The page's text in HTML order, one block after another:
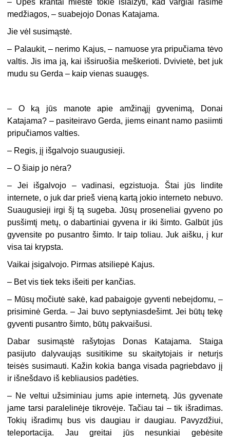
medžiagos, – suabejojo Donas Katajama.
Jie vėl susimąstė.
– Palaukit, – nerimo Kajus, – namuose yra pripučiama tėvo
valtis. Jis ima ją, kai išsiruošia meškerioti. Dvivietė, bet juk
mudu su Gerda – kaip vienas suaugęs.
– O ką jūs manote apie amžinąjį gyvenimą, Donai
Katajama? – pasiteiravo Gerda, jiems einant namo pasiimti
pripučiamos valties.
– Regis, jį išgalvojo suaugusieji.
– O šiaip jo nėra?
– Jei išgalvojo – vadinasi, egzistuoja. Štai jūs lindite
internete, o juk dar prieš vieną kartą jokio interneto nebuvo.
Suaugusieji irgi šį tą sugeba. Jūsų proseneliai gyveno po
pusšimtį metų, o dabartiniai gyvena ir iki šimto. Galbūt jūs
gyvensite po pusantro šimto. Ir taip toliau. Juk aišku, į kur
visa tai krypsta.
Vaikai įsigalvojo. Pirmas atsiliepė Kajus.
– Bet vis tiek teks išeiti per kančias.
– Mūsų močiutė sakė, kad pabaigoje gyventi nebeįdomu, –
prisiminė Gerda. – Jai buvo septyniasdešimt. Jei būtų tekę
gyventi pusantro šimto, būtų pakvaišusi.
Dabar susimąstė rašytojas Donas Katajama. Staiga
pasijuto dalyvaująs susitikime su skaitytojais ir neturįs
teisės susimauti. Kažin kokia banga visada pagriebdavo jį
ir išnešdavo iš kebliausios padėties.
– Ne veltui užsiminiau jums apie internetą. Jūs gyvenate
jame tarsi paralelinėje tikrovėje. Tačiau tai – tik išradimas.
Tokių išradimų bus vis daugiau ir daugiau. Pavyzdžiui,
teleportacija. Jau greitai jūs nesunkiai gebėsite